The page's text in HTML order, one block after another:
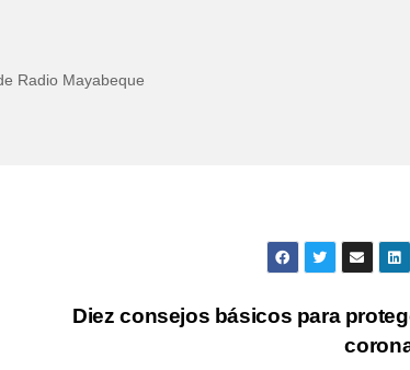
Radio Mayabeque
Diez consejos básicos para